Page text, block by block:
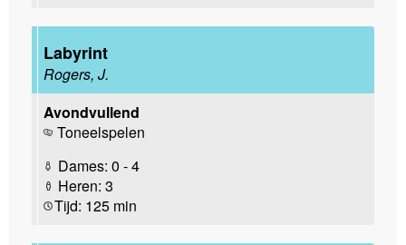
Labyrint
Rogers, J.
Avondvullend
Toneelspelen
Dames: 0 - 4
Heren: 3
Tijd: 125 min